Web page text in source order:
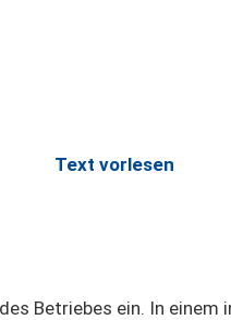
Text vorlesen
Betriebes ein. In